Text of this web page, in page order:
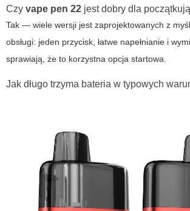
Czy vape pen 22 jest dobry dla
Tak — wiele wersji jest zaprojektowanych z
obsługi: jeden przycisk, łatwe napełnianie i
sprawiają, że to korzystna opcja startowa.
Jak długo trzyma bateria w typowych